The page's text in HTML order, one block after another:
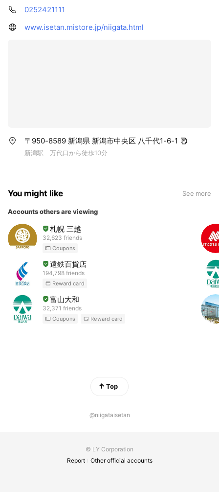
0252421111
www.isetan.mistore.jp/niigata.html
〒950-8589 新潟県 新潟市中央区 八千代1-6-1
新潟駅 万代口から徒歩10分
You might like See more
Accounts others are viewing
札幌 三越
32,623 friends
Coupons
遠鉄百貨店
194,798 friends
Reward card
富山大和
32,371 friends
Coupons Reward card
Top
@niigataisetan
© LY Corporation
Report
Other official accounts